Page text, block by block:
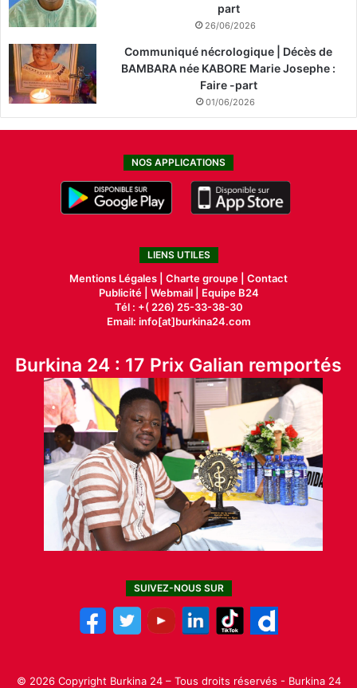
part
26/06/2026
Communiqué nécrologique | Décès de
BAMBARA née KABORE Marie Josephe :
Faire -part
01/06/2026
NOS APPLICATIONS
LIENS UTILES
Mentions Légales | Charte groupe | Contact
Publicité| Webmail |
Equipe B24
Tél : +( 226) 25-33-38-30
Email: info[at]burkina24.com
Burkina 24 : 17 Prix Galian remportés
SUIVEZ-NOUS SUR
© 2026 Copyright Burkina 24 – Tous droits réservés - Burkina 24